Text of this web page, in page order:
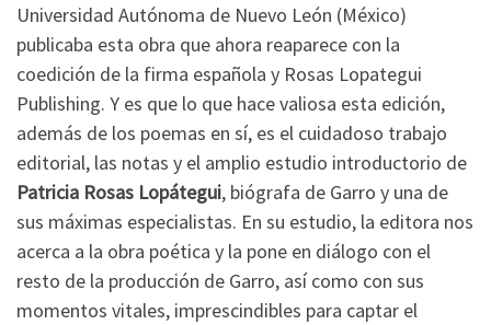
Universidad Autónoma de Nuevo León (México)
publicaba esta obra que ahora reaparece con la
coedición de la firma española y Rosas Lopategui
Publishing. Y es que lo que hace valiosa esta edición,
además de los poemas en sí, es el cuidadoso trabajo
editorial, las notas y el amplio estudio introductorio de
Patricia Rosas Lopátegui, biógrafa de Garro y una de
sus máximas especialistas. En su estudio, la editora nos
acerca a la obra poética y la pone en diálogo con el
resto de la producción de Garro, así como con sus
momentos vitales, imprescindibles para captar el